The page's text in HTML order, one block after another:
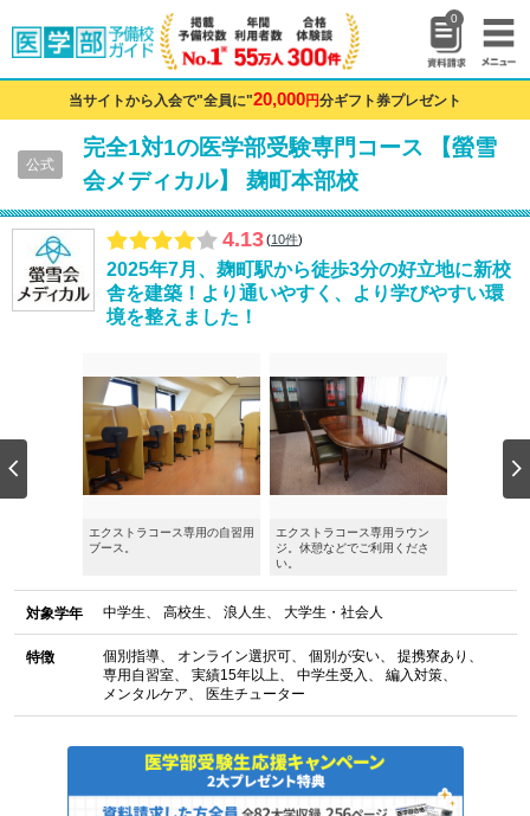
0
当サイトから入会で"全員に"20,000円分ギフト券プレゼント
公式
完全1対1の医学部受験専門コース 【螢雪
会メディカル】 麹町本部校
4.13(10件)
2025年7月、麹町駅から徒歩3分の好立地に新校
舎を建築！より通いやすく、より学びやすい環
境を整えました！
エクストラコース専用の自習用
ブース。
エクストラコース専用ラウン
ジ。休憩などでご利用くださ
い。
対象学年 中学生 高校生 浪人生 大学生・社会人
特徴 個別指導 オンライン選択可 個別が安い
提携寮あり
専用自習室
実績15年以上 中学生受入
編入対策
メンタルケア
医生チューター